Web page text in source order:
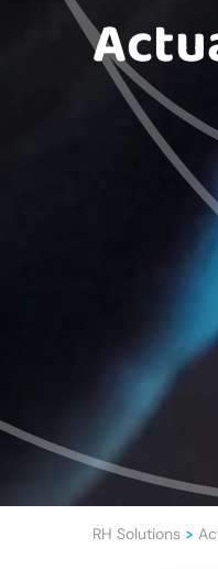
RH Solutions >